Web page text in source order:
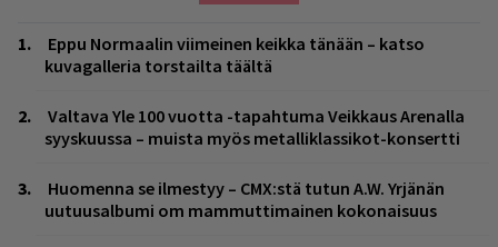
Eppu Normaalin viimeinen keikka tänään – katso
kuvagalleria torstailta täältä
Valtava Yle 100 vuotta -tapahtuma Veikkaus Arenalla
syyskuussa – muista myös metalliklassikot-konsertti
Huomenna se ilmestyy – CMX:stä tutun A.W. Yrjänän
uutuusalbumi om mammuttimainen kokonaisuus